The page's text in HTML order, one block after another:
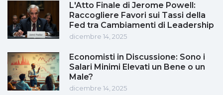
L'Atto Finale di Jerome Powell:
Raccogliere Favori sui Tassi della
Fed tra Cambiamenti di Leadership
dicembre 14, 2025
Economisti in Discussione: Sono i
Salari Minimi Elevati un Bene o un
Male?
dicembre 14, 2025